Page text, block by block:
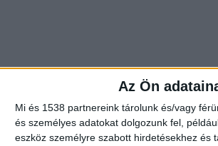
Az Ön
Mi és 1538 partnereink tárolunk és/vagy
és személyes adatokat dolgozunk fel,
eszköz személyre szabott hirdetésekhez és